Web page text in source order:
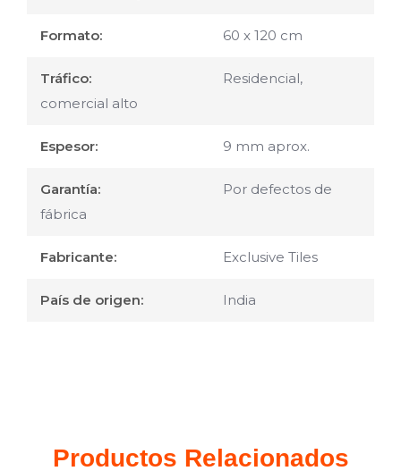
Formato: 60 x 120 cm
Tráfico:
Residencial,
comercial alto
Espesor: 9 mm aprox.
Garantía:
Por defectos de
fábrica
Fabricante: Exclusive Tiles
País de origen: India
Productos Relacionados